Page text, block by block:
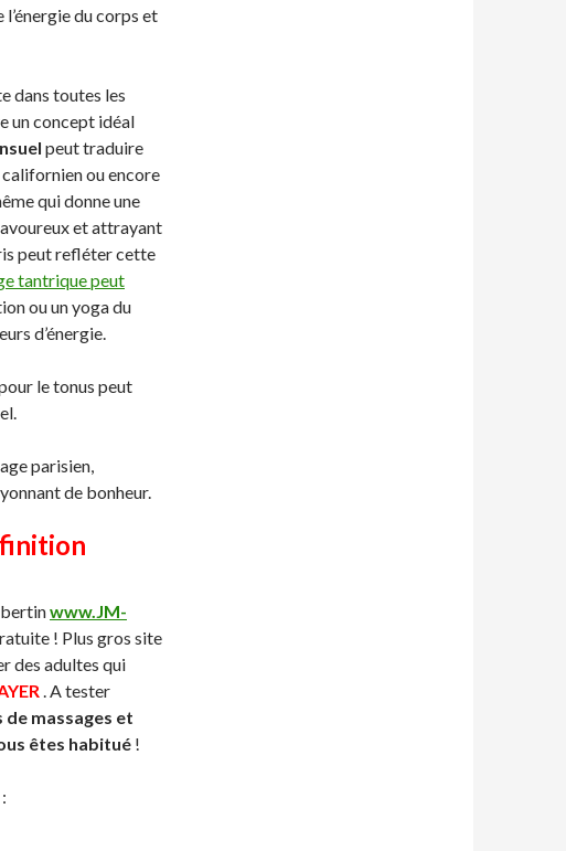
du corps et
dans toutes les
un concept idéal
peut traduire
californien ou encore
qui donne une
et attrayant
peut refléter cette
tantrique peut
ou un yoga du
d’énergie.
le tonus peut
parisien,
de bonheur.
finition
www.JM-
! Plus gros site
des adultes qui
. A tester
de massages et
êtes habitué !